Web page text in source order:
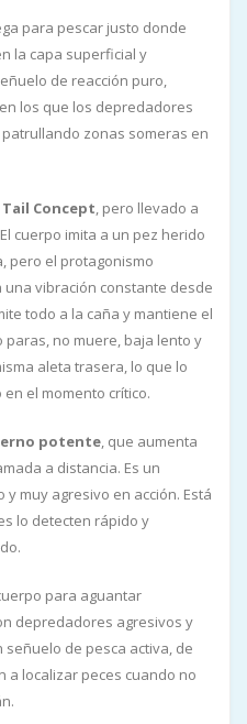
para pescar justo donde
la capa superficial y
de reacción puro,
los que los depredadores
zonas someras en
Concept, pero llevado a
cuerpo imita a un pez herido
pero el protagonismo
vibración constante desde
todo a la caña y mantiene el
paras, no muere, baja lento y
aleta trasera, lo que lo
el momento crítico.
potente, que aumenta
a distancia. Es un
muy agresivo en acción. Está
lo detecten rápido y
para aguantar
depredadores agresivos y
de pesca activa, de
a localizar peces cuando no